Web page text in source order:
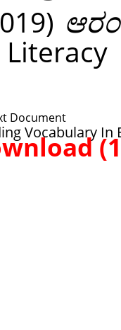
Document
Vocabulary In